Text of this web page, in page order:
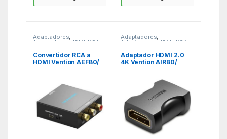
Adaptadores,
Adaptadores HDMI KSA
Convertidor RCA a
HDMI Vention AEFB0/
Adaptadores,
Adaptadores HDMI KSA
Adaptador HDMI 2.0
4K Vention AIRB0/